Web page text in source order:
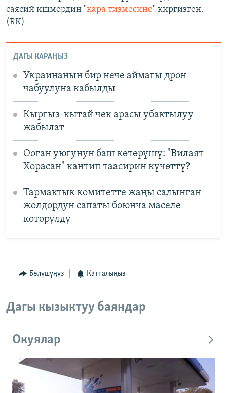
саясий ишмердин "кара тизмесине" киргизген.
(RK)
ДАГЫ КАРАҢЫЗ
Украинанын бир нече аймагы дрон
чабуулуна кабылды
Кыргыз-кытай чек арасы убактылуу
жабылат
Ооган уюгунун баш көтөрүшү: "Вилаят
Хорасан" кантип таасирин күчөттү?
Тармактык комитетте жаңы салынган
жолдордун сапаты боюнча маселе
көтөрүлдү
Бөлүшүңүз Катталыңыз
Дагы кызыктуу баяндар
Окуялар